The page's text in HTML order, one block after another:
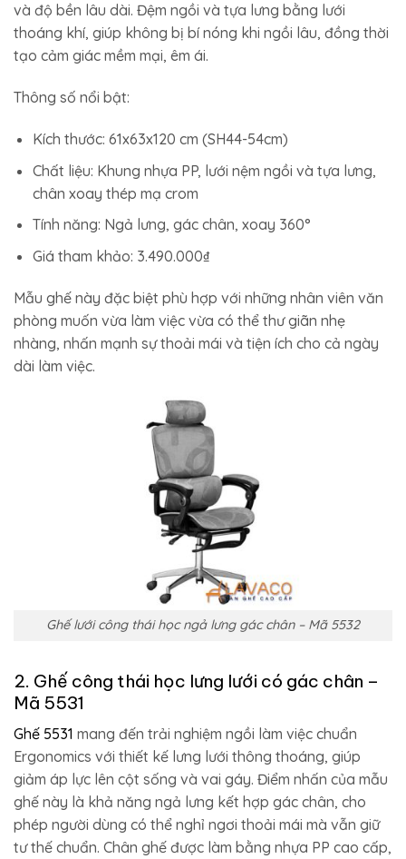
và độ bền lâu dài. Đệm ngồi và tựa lưng bằng lưới
thoáng khí, giúp không bị bí nóng khi ngồi lâu, đồng thời
tạo cảm giác mềm mại, êm ái.
Thông số nổi bật:
Kích thước: 61x63x120 cm (SH44-54cm)
Chất liệu: Khung nhựa PP, lưới nệm ngồi và tựa lưng,
chân xoay thép mạ crom
Tính năng: Ngả lưng, gác chân, xoay 360°
Giá tham khảo: 3.490.000₫
Mẫu ghế này đặc biệt phù hợp với những nhân viên văn
phòng muốn vừa làm việc vừa có thể thư giãn nhẹ
nhàng, nhấn mạnh sự thoải mái và tiện ích cho cả ngày
dài làm việc.
Ghế lưới công thái học ngả lưng gác chân – Mã 5532
2. Ghế công thái học lưng lưới có gác chân –
Mã 5531
Ghế 5531 mang đến trải nghiệm ngồi làm việc chuẩn
Ergonomics với thiết kế lưng lưới thông thoáng, giúp
giảm áp lực lên cột sống và vai gáy. Điểm nhấn của mẫu
ghế này là khả năng ngả lưng kết hợp gác chân, cho
phép người dùng có thể nghỉ ngơi thoải mái mà vẫn giữ
tư thế chuẩn. Chân ghế được làm bằng nhựa PP cao cấp,